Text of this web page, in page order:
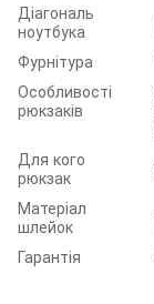
Діагональ
ноутбука
Фурнітура
Особливості
рюкзаків
Для кого
рюкзак
Матеріал
шлейок
Гарантія